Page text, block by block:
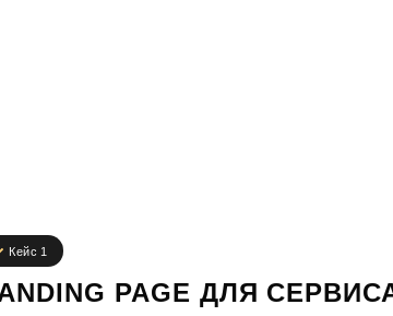
Кейс 1
PAGE ДЛЯ